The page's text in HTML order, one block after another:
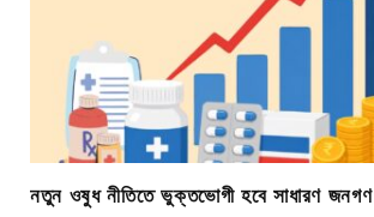
নতুন ওষুধ নীতিতে ভুক্তভোগী হবে সাধারণ জনগণ